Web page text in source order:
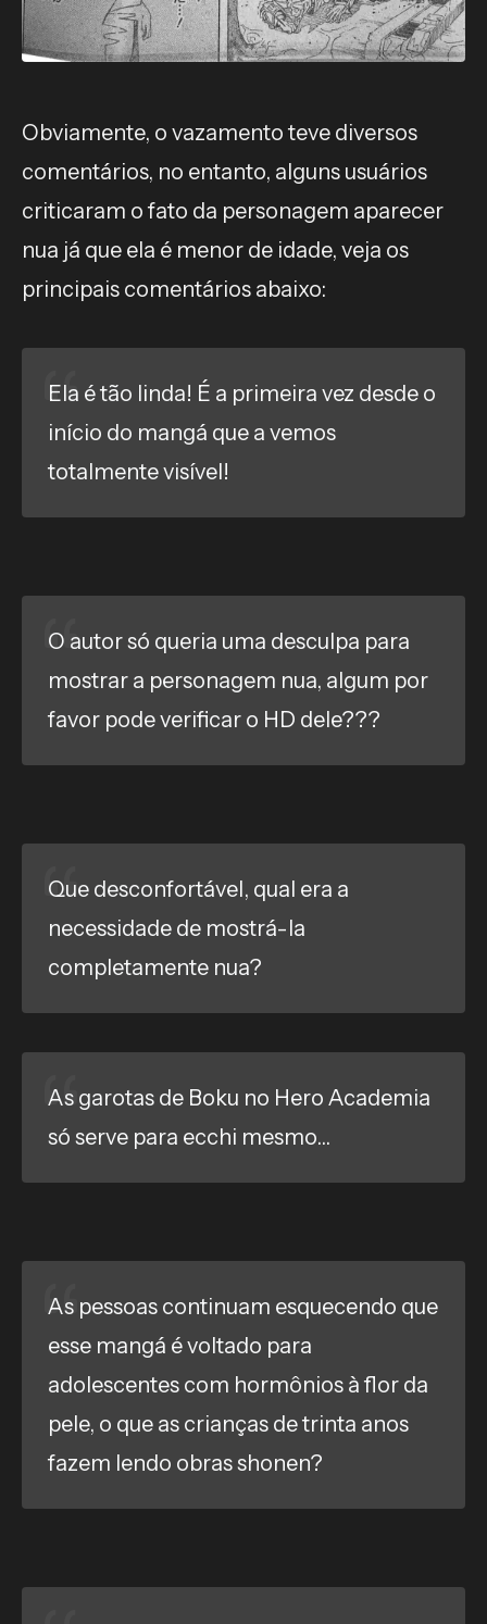
Obviamente, o vazamento teve diversos
comentários, no entanto, alguns usuários
criticaram o fato da personagem aparecer
nua já que ela é menor de idade, veja os
principais comentários abaixo:
Ela é tão linda! É a primeira vez desde o
início do mangá que a vemos
totalmente visível!
O autor só queria uma desculpa para
mostrar a personagem nua, algum por
favor pode verificar o HD dele???
Que desconfortável, qual era a
necessidade de mostrá-la
completamente nua?
As garotas de Boku no Hero Academia
só serve para ecchi mesmo...
As pessoas continuam esquecendo que
esse mangá é voltado para
adolescentes com hormônios à flor da
pele, o que as crianças de trinta anos
fazem lendo obras shonen?